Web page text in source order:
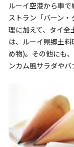
ルーイ空港から車
ストラン「バーン
理に加えて、タイ全
は、ルーイ県郷土
め物)。その他にも
ンカム風サラダやバ